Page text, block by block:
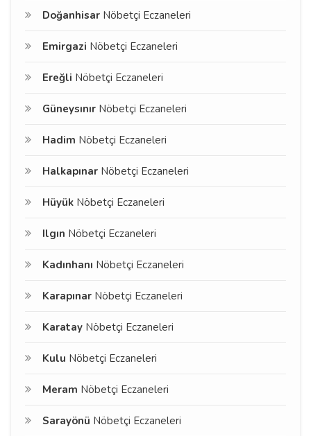
Doğanhisar Nöbetçi Eczaneleri
Emirgazi Nöbetçi Eczaneleri
Ereğli Nöbetçi Eczaneleri
Güneysınır Nöbetçi Eczaneleri
Hadim Nöbetçi Eczaneleri
Halkapınar Nöbetçi Eczaneleri
Hüyük Nöbetçi Eczaneleri
Ilgın Nöbetçi Eczaneleri
Kadınhanı Nöbetçi Eczaneleri
Karapınar Nöbetçi Eczaneleri
Karatay Nöbetçi Eczaneleri
Kulu Nöbetçi Eczaneleri
Meram Nöbetçi Eczaneleri
Sarayönü Nöbetçi Eczaneleri